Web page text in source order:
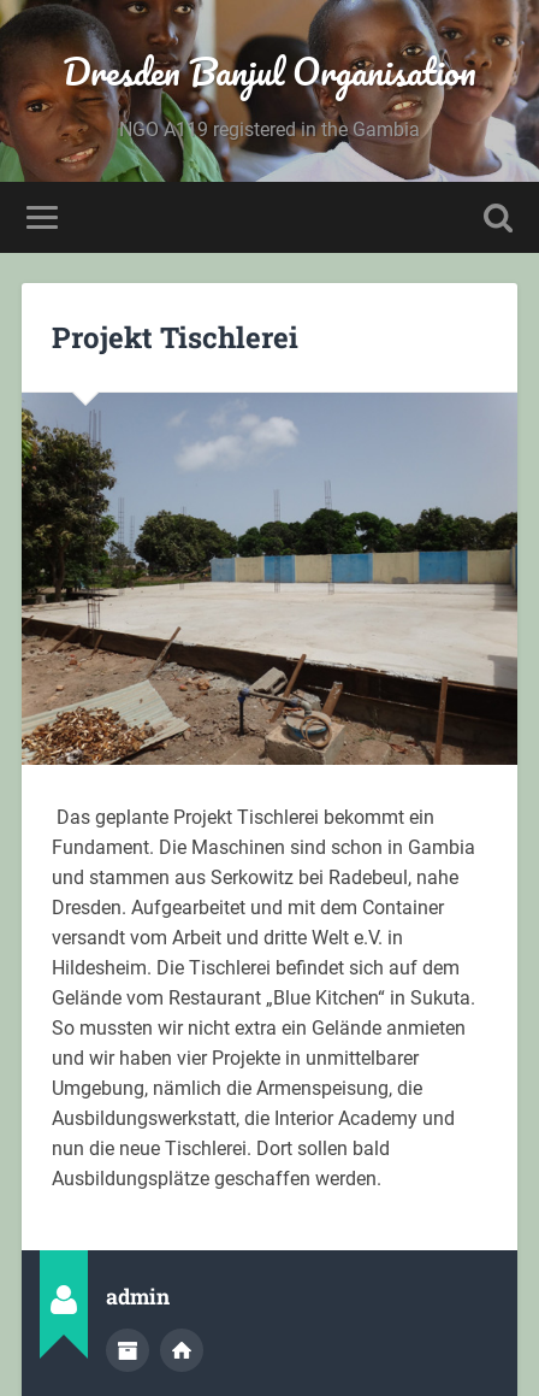
Dresden Banjul Organisation
NGO A119 registered in the Gambia
Projekt Tischlerei
Das geplante Projekt Tischlerei bekommt ein
Fundament. Die Maschinen sind schon in Gambia
und stammen aus Serkowitz bei Radebeul, nahe
Dresden. Aufgearbeitet und mit dem Container
versandt vom Arbeit und dritte Welt e.V. in
Hildesheim. Die Tischlerei befindet sich auf dem
Gelände vom Restaurant „Blue Kitchen“ in Sukuta.
So mussten wir nicht extra ein Gelände anmieten
und wir haben vier Projekte in unmittelbarer
Umgebung, nämlich die Armenspeisung, die
Ausbildungswerkstatt, die Interior Academy und
nun die neue Tischlerei. Dort sollen bald
Ausbildungsplätze geschaffen werden.
admin